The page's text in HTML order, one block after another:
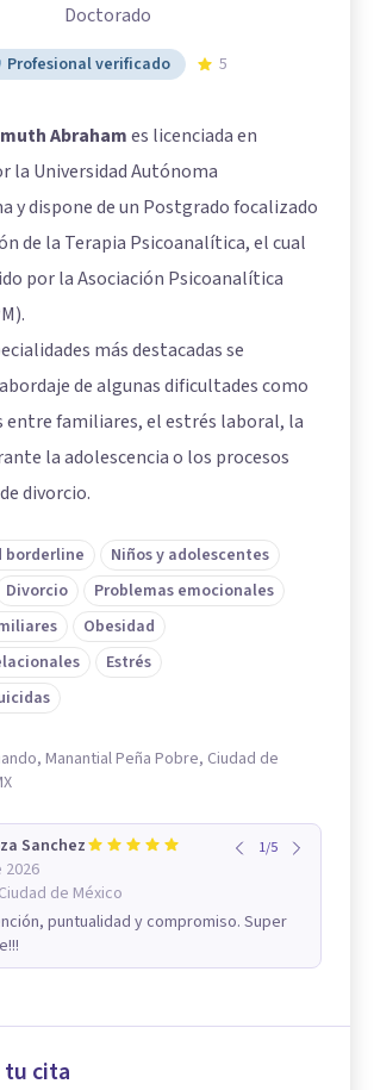
Doctorado
Profesional verificado 5
Abrahames licenciada en
la Universidad Autónoma
y dispone de un Postgrado focalizado
de la Terapia Psicoanalítica, el cual
por la Asociación Psicoanalítica
más destacadas se
de algunas dificultades como
familiares, el estrés laboral, la
la adolescencia o los procesos
divorcio.
borderline
Niños y adolescentes
Divorcio
Problemas emocionales
Obesidad
Estrés
Manantial Peña Pobre, Ciudad de
Sanchez
2026
Ciudad de México
1/5
puntualidad y compromiso. Super
tu cita